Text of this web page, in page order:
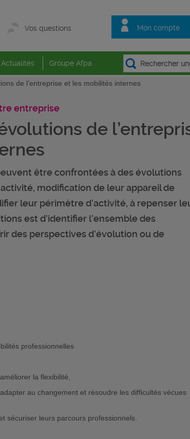
Mon compte
Vos questions
Actualités Groupe Afpa
de l’entreprise et les mobilités internes
entreprise
de
être confrontées à des évolutions
modification de leur appareil de
leur périmètre d’activité, à repenser
est d’identifier l’ensemble des
des perspectives d’évolution ou de
professionnelles
la flexibilité,
au changement et résoudre les difficultés vécues
sécuriser leurs parcours professionnels.